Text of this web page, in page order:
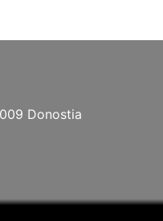
Donostia